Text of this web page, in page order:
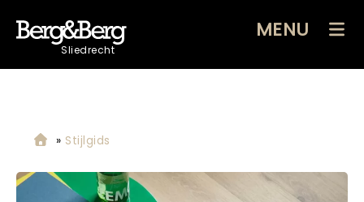
Sliedrecht
MENU
» Stijlgids